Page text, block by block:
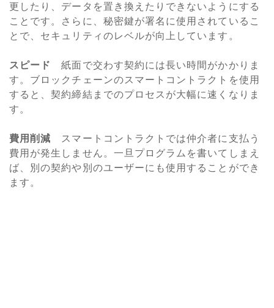
更したり、データを置き換えたりできないようにする
ことです。さらに、秘密鍵が署名に使用されているこ
とで、セキュリティのレベルが向上しています。
スピード
紙面で交わす契約には長い時間がかかりま
す。ブロックチェーンのスマートコントラクトを使用
すると、契約締結までのプロセスが大幅に速くなりま
す。
費用削減 スマートコントラクトでは仲介者に支払う
費用が発生しません。一旦プログラムを書いてしまえ
ば、別の契約や別のユーザーにも使用することができ
ます。